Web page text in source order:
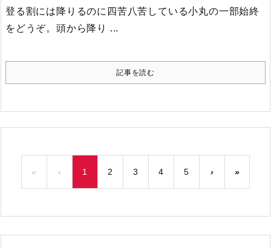
登る割には降りるのに四苦八苦している小丸の一部始終
をどうぞ。 頭から降り ...
記事を読む
« ‹ 1 2 3 4 5 › »